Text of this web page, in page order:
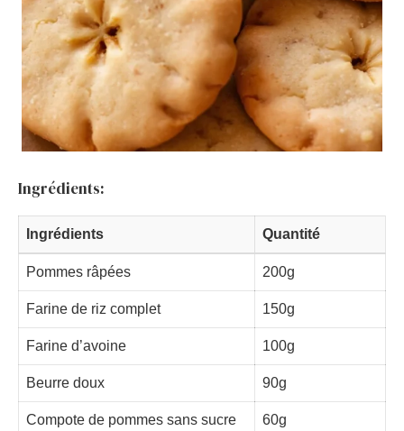
Ingrédients:
Ingrédients Quantité
Pommes râpées 200g
Farine de riz complet 150g
Farine d’avoine 100g
Beurre doux 90g
Compote de pommes sans sucre 60g